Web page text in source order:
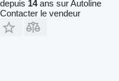
depuis 14ans sur Autoline
Contacter le vendeur